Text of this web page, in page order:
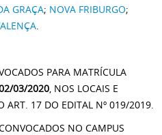
GRAÇA; NOVA FRIBURGO;
.
PARA MATRÍCULA
03/2020, NOS LOCAIS E
ART. 17 DO EDITAL Nº 019/2019.
NO CAMPUS